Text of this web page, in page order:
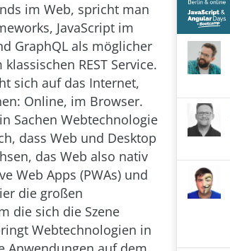
im Web, spricht man
JavaScript im
GraphQL als möglicher
REST Service.
sich auf das Internet,
Online, im Browser.
Sachen Webtechnologie
dass Web und Desktop
das Web also nativ
Web Apps (PWAs) und
die großen
die sich die Szene
Webtechnologien in